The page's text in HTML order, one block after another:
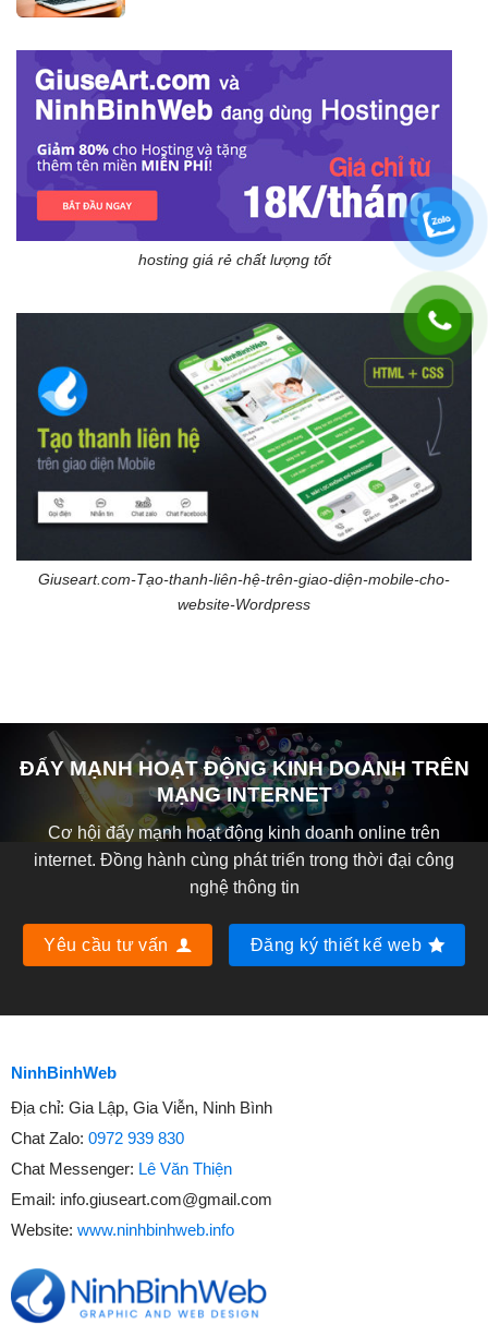
hosting giá rẻ chất lượng tốt
Giuseart.com-Tạo-thanh-liên-hệ-trên-giao-diện-mobile-cho-
website-Wordpress
ĐẨY MẠNH HOẠT ĐỘNG KINH DOANH TRÊN
MẠNG INTERNET
Cơ hội đẩy mạnh hoạt động kinh doanh online trên
internet. Đồng hành cùng phát triển trong thời đại công
nghệ thông tin
Yêu cầu tư vấn Đăng ký thiết kế web
NinhBinhWeb
Địa chỉ: Gia Lập, Gia Viễn, Ninh Bình
Chat Zalo: 0972 939 830
Chat Messenger: Lê Văn Thiện
Email: info.giuseart.com@gmail.com
Website: www.ninhbinhweb.info